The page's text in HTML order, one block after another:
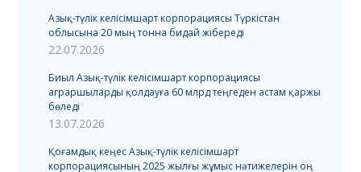
Азық-түлік келісімшарт корпорациясы Түркістан
облысына 20 мың тонна бидай жібереді
22.07.2026
Биыл Азық-түлік келісімшарт корпорациясы
аграршыларды қолдауға 60 млрд теңгеден астам қаржы
бөледі
13.07.2026
Қоғамдық кеңес Азық-түлік келісімшарт
корпорациясының 2025 жылғы жұмыс нәтижелерін оң